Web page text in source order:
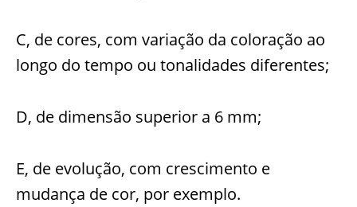
C, de cores, com variação da coloração ao
longo do tempo ou tonalidades diferentes;
D, de dimensão superior a 6 mm;
E, de evolução, com crescimento e
mudança de cor, por exemplo.